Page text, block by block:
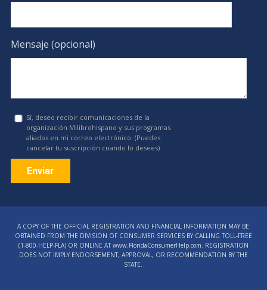
Mensaje (opcional)
Sí, deseo recibir comunicaciones de la
organización Milibrohispano y sus programas
aliados en mi correo electrónico. (Puedes
cancelar tu suscripción cuando lo desees)
Use.
Please
leave
A COPY OF THE OFFICIAL REGISTRATION AND FINANCIAL INFORMATION MAY BE
OBTAINED FROM THE DIVISION OF CONSUMER SERVICES BY CALLING TOLL-FREE
(1‑800‑HELP‑FLA) OR ONLINE AT www.FloridaConsumerHelp.com. REGISTRATION
DOES NOT IMPLY ENDORSEMENT, APPROVAL, OR RECOMMENDATION BY THE
STATE.